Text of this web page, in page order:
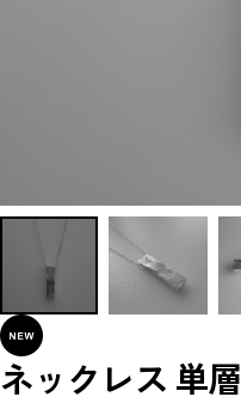
ネックレス 単層